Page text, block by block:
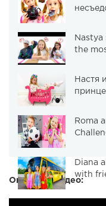
the
Настя
Roma
Diana
with
Описание видео: